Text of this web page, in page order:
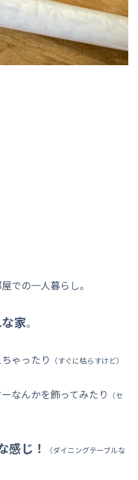
での一人暮らし。
家。
ゃったり （すぐに枯らすけど）
なんかを飾ってみたり
（セ
感じ！
（ダイニングテーブルな